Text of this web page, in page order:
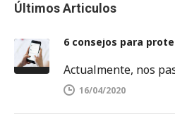
Últimos Articulos
6 consejos para
16/04/2020